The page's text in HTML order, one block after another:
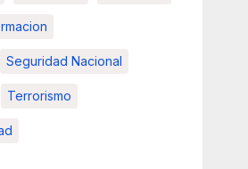
Seguridad Nacional
Terrorismo